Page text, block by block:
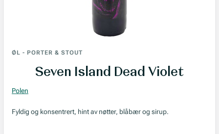
ØL - PORTER & STOUT
Seven Island Dead Violet
Polen
Fyldig og konsentrert, hint av nøtter, blåbær og sirup.